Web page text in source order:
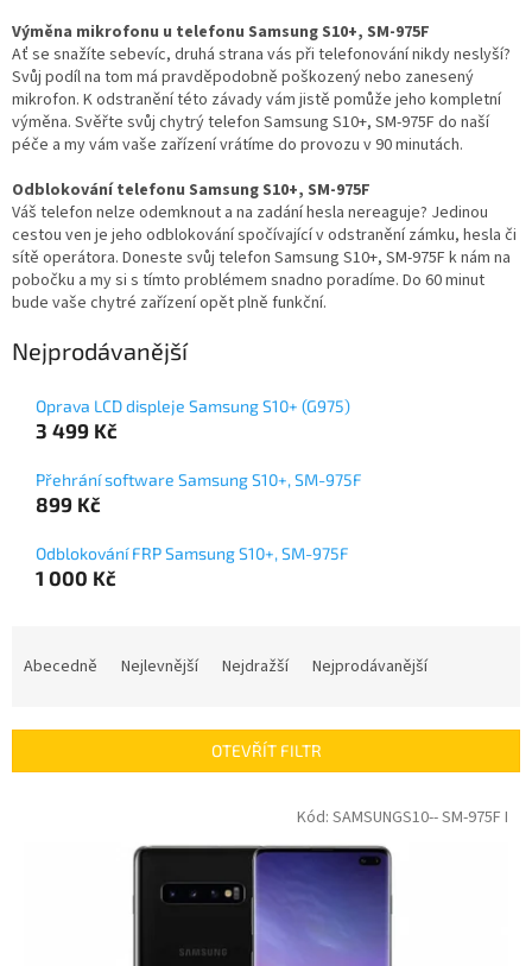
Výměna mikrofonu u telefonu Samsung S10+, SM-975F
Ať se snažíte sebevíc, druhá strana vás při telefonování nikdy neslyší?
Svůj podíl na tom má pravděpodobně poškozený nebo zanesený
mikrofon. K odstranění této závady vám jistě pomůže jeho kompletní
výměna. Svěřte svůj chytrý telefon Samsung S10+, SM-975F do naší
péče a my vám vaše zařízení vrátíme do provozu v 90 minutách.
Odblokování telefonu Samsung S10+, SM-975F
Váš telefon nelze odemknout a na zadání hesla nereaguje? Jedinou
cestou ven je jeho odblokování spočívající v odstranění zámku, hesla či
sítě operátora. Doneste svůj telefon Samsung S10+, SM-975F k nám na
pobočku a my si s tímto problémem snadno poradíme. Do 60 minut
bude vaše chytré zařízení opět plně funkční.
Nejprodávanější
Oprava LCD displeje Samsung S10+ (G975)
3 499 Kč
Přehrání software Samsung S10+, SM-975F
899 Kč
Odblokování FRP Samsung S10+, SM-975F
1 000 Kč
í
Abecedně Nejlevnější Nejdražší Nejprodávanější
OTEVŘÍT FILTR
Kód: SAMSUNGS10-- SM-975F I